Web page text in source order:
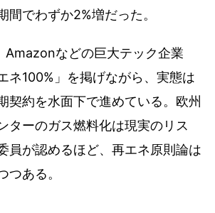
間でわずか2%増だった。
などの巨大テック企業
ネ100%」を掲げながら、実態は
契約を水面下で進めている。欧州
ターのガス燃料化は現実のリス
員が認めるほど、再エネ原則論は
つある。